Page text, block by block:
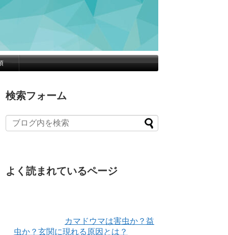
検索フォーム
よく読まれているページ
カマドウマは害虫か？益
虫か？玄関に現れる原因とは？